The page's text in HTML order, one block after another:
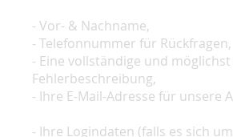
- Vor- & Nachname,
- Telefonnummer für Rückfragen,
- Eine vollständige und
Fehlerbeschreibung,
- Ihre E-Mail-Adresse für unsere
- Ihre Logindaten (falls es sich